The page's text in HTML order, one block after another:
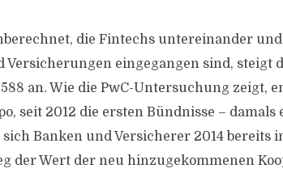
die Fintechs untereinander
eingegangen sind, steigt
an. Wie die PwC-Untersuchung zeigt,
seit 2012 die ersten Bündnisse – damals
Banken und Versicherer 2014 bereits
der Wert der neu hinzugekommenen